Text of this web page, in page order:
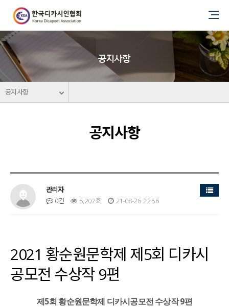
공지사항
공지사항
공지사항
관리자
0건
5,207회 21-08-26 22:56
목록
2021 황순원문학제 제5회 디카시
공모전 수상작 9편
제 5회 황순원문학제 디카시공모전 수상작9편